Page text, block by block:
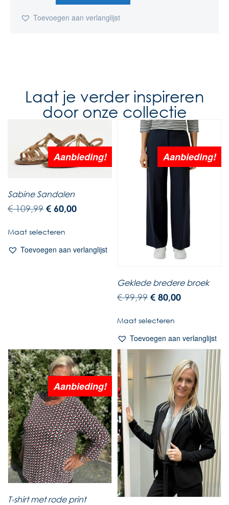
Toevoegen aan verlanglijst
Laat je verder inspireren
door onze collectie
Aanbieding!
Sabine Sandalen
€109,99 € 60,00
Maat selecteren
Toevoegen aan verlanglijst
Aanbieding!
Geklede bredere broek
€99,99 € 80,00
Maat selecteren
Toevoegen aan verlanglijst
Aanbieding!
T-shirt met rode print